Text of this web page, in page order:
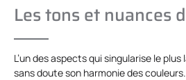
Les tons et nuances
L’un des aspects qui singularise le
sans doute son harmonie des